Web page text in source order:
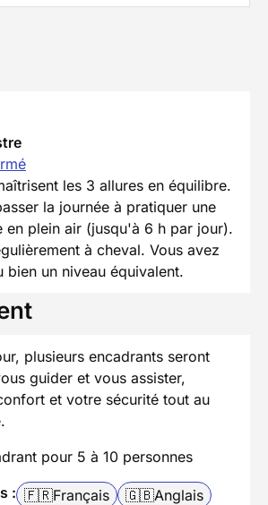
les 3 allures en équilibre.
la journée à pratiquer une
en plein air (jusqu'à 6 h par jour).
à cheval. Vous avez
bien un niveau équivalent.
plusieurs encadrants seront
guider et vous assister,
et votre sécurité tout au
pour 5 à 10 personnes
: 🇫🇷Français 🇬🇧Anglais